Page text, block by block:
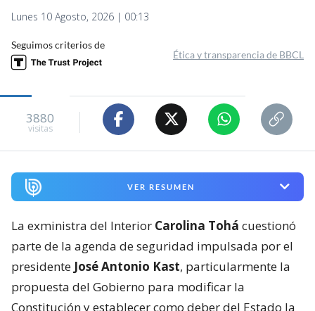
Lunes 10 Agosto, 2026 | 00:13
Seguimos criterios de
Ética y transparencia de BBCL
3880
visitas
VER RESUMEN
La exministra del Interior Carolina Tohá cuestionó
parte de la agenda de seguridad impulsada por el
presidente José Antonio Kast, particularmente la
propuesta del Gobierno para modificar la
Constitución y establecer como deber del Estado la